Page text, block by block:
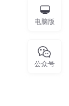
电脑版
公众号